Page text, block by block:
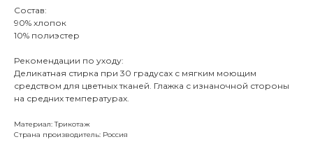
Состав:
90% хлопок
10% полиэстер
Рекомендации по уходу:
Деликатная стирка при 30 градусах с мягким моющим
средством для цветных тканей. Глажка с изнаночной стороны
на средних температурах.
Материал: Трикотаж
Страна производитель: Россия